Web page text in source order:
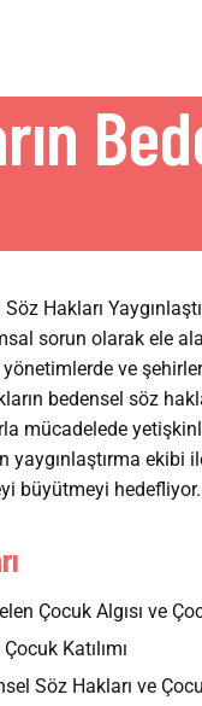
Hakları
sorun olarak ele
ve
bedensel söz
mücadelede
yaygınlaştırma
büyütmeyi hedefliyor.
Çocuk Algısı ve
Katılımı
Söz Hakları ve